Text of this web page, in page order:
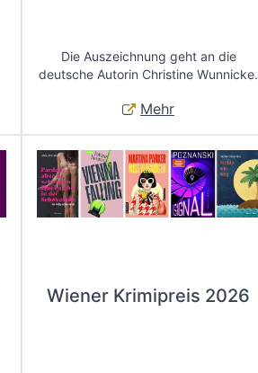
Die Auszeichnung geht an die
deutsche Autorin Christine Wunnicke.
Mehr
Wiener Krimipreis 2026